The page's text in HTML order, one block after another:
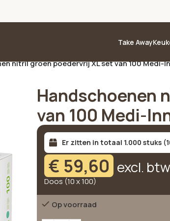
Take Away
nitril groen poedervrij XL set van 100 Medi-
Handschoenen
van 100 Medi-
Er zitten in totaal 1.000 stuks
€ 59,60 excl. btw
Doos (10 x 100)
Op voorraad